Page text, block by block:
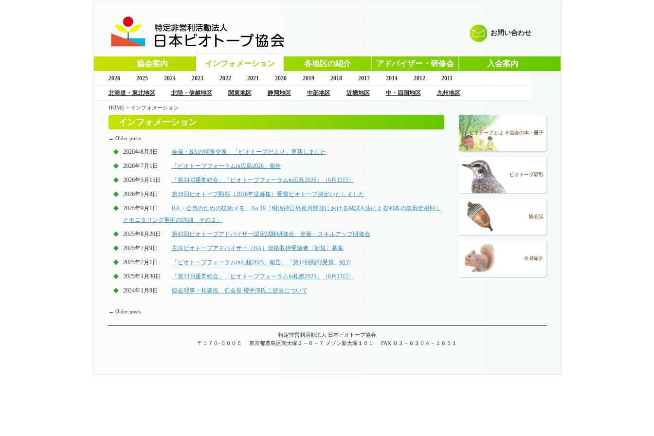
お問い合わせ
協会案内 インフォメーション 各地区の紹介 アドバイザー・研修会 入会案内
2026 2025 2024 2023 2022 2021 2020 2019 2018 2017 2014 2012 2011
北海道・東北地区 北陸・信越地区 関東地区 静岡地区 中部地区 近畿地区 中・四国地区 九州地区
HOME> インフォメーション
インフォメーション
← Older posts
2026年8月3日 会員・BAの情報交換、「ビオトープだより」更新しました
2026年7月1日 「ビオトープフォーラムin広島2026」報告
2026年5月15日 「第24回通常総会」「ビオトープフォーラムin広島2026」（6月12日）
2026年5月8日 第18回ビオトープ顕彰（2026年度募集）受賞ビオトープ決定いたしました
2025年9月1日
BA・会員のための技術メモ No.19「明治神宮外苑再開発における林試A法による90本の無剪定根回し
とモニタリング事例の詳細 その２」
2025年8月20日 第43回ビオトープアドバイザー認定試験研修会、更新・スキルアップ研修会
2025年7月9日 主席ビオトープアドバイザー（BA）資格取得受講者〈新規〉募集
2025年7月1日 「ビオトープフォーラムin札幌2025」報告、「第17回顕彰受賞」紹介
2025年4月30日 「第23回通常総会」「ビオトープフォーラムin札幌2025」（6月13日）
2024年1月9日 協会理事・相談役、前会長 櫻井淳氏ご逝去について
← Older posts
ビオトープとは ＆協会の本・冊子
ビオトープ顕彰
協会誌
会員紹介
特定非営利活動法人 日本ビオトープ協会
〒１７０-０００５
東京都豊島区南大塚２－６－７ メゾン新大塚１０１ FAX ０３－６３０４－１６５１